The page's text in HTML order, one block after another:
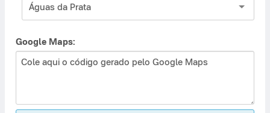
Águas da Prata
Google Maps: